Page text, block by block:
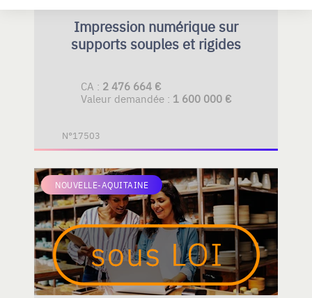
Impression numérique sur
supports souples et rigides
CA : 2 476 664 €
Valeur demandée : 1 600 000 €
N°17503
NOUVELLE-AQUITAINE